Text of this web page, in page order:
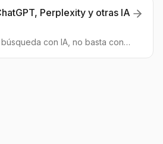
Perplexity y otras IA
con IA, no basta con